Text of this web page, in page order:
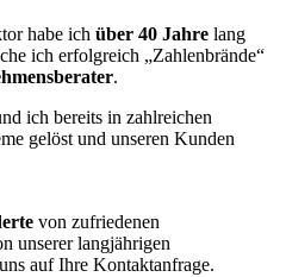
habe ich über 40 Jahre lang
ich erfolgreich „Zahlenbrände“
.
ich bereits in zahlreichen
gelöst und unseren Kunden
von zufriedenen
unserer langjährigen
auf Ihre Kontaktanfrage.